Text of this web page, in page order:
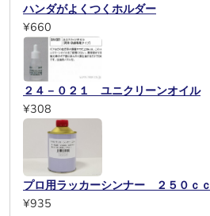
ハンダがよくつくホルダー
¥660
２４－０２１ ユニクリーンオイル
¥308
プロ用ラッカーシンナー ２５０ｃｃ
¥935